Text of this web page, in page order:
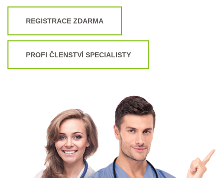
REGISTRACE ZDARMA
PROFI ČLENSTVÍ SPECIALISTY